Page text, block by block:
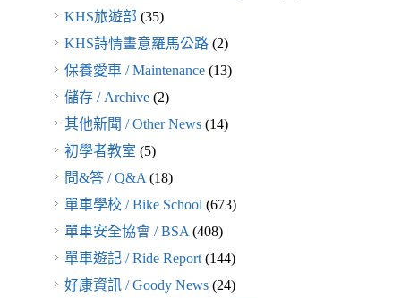
KHS旅遊部 (35)
KHS詩情畫意羅馬公路(2)
保養愛車 / Maintenance(13)
儲存 / Archive(2)
其他新聞 / Other News(14)
初學者教室 (5)
問&答 / Q&A (18)
單車學校 / Bike School (673)
單車安全協會 / BSA (408)
單車遊記 / Ride Report(144)
好康資訊 / Goody News(24)